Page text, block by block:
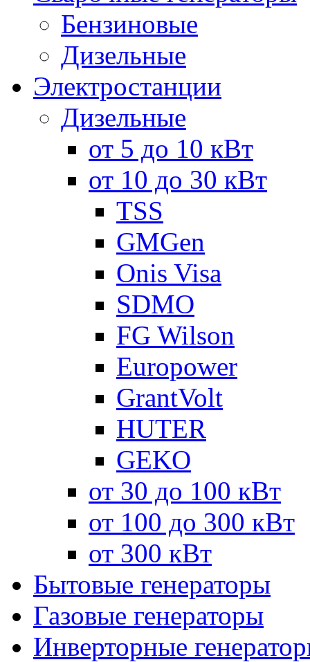
Бензиновые
Дизельные
Электростанции
Дизельные
от 5 до 10 кВт
от 10 до 30 кВт
TSS
GMGen
Onis Visa
SDMO
FG Wilson
Europower
GrantVolt
HUTER
GEKO
от 30 до 100 кВт
от 100 до 300 кВт
от 300 кВт
Бытовые генераторы
Газовые генераторы
Инверторные